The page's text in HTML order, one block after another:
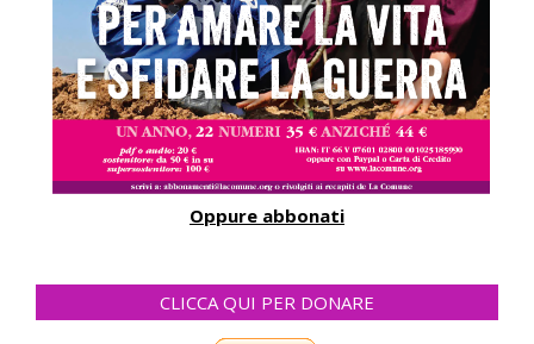
Oppure abbonati
CLICCA QUI PER DONARE